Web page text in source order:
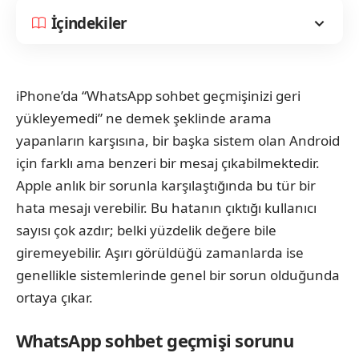
İçindekiler
iPhone’da “WhatsApp sohbet geçmişinizi geri
yükleyemedi” ne demek şeklinde arama
yapanların karşısına, bir başka sistem olan Android
için farklı ama benzeri bir mesaj çıkabilmektedir.
Apple anlık bir sorunla karşılaştığında bu tür bir
hata mesajı verebilir. Bu hatanın çıktığı kullanıcı
sayısı çok azdır; belki yüzdelik değere bile
giremeyebilir. Aşırı görüldüğü zamanlarda ise
genellikle sistemlerinde genel bir sorun olduğunda
ortaya çıkar.
WhatsApp sohbet geçmişi sorunu